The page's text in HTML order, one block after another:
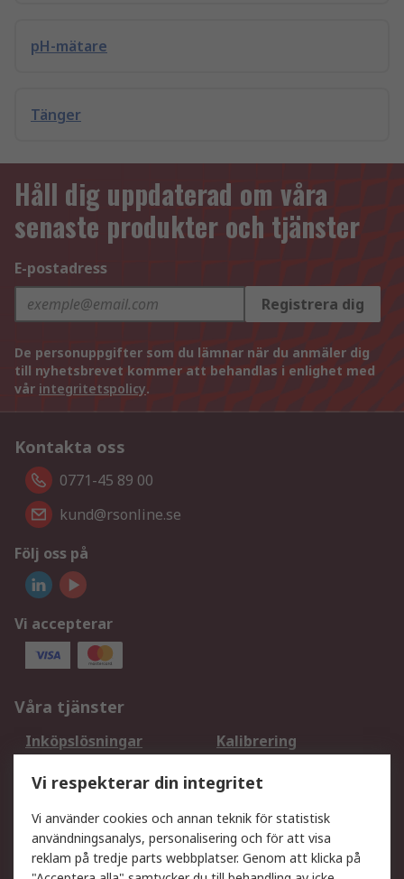
pH-mätare
Tänger
Håll dig uppdaterad om våra
senaste produkter och tjänster
E-postadress
Registrera dig
De personuppgifter som du lämnar när du anmäler dig
till nyhetsbrevet kommer att behandlas i enlighet med
vår integritetspolicy.
Kontakta oss
0771-45 89 00
kund@rsonline.se
Följ oss på
Vi accepterar
Våra tjänster
Inköpslösningar
Kalibrering
DesignSpark
Teknisk Support
Ditt lokala säljteam
Exportlösningar
Support
Vi respekterar din integritet
Vi använder cookies och annan teknik för statistisk
användningsanalys, personalisering och för att visa
reklam på tredje parts webbplatser. Genom att klicka på